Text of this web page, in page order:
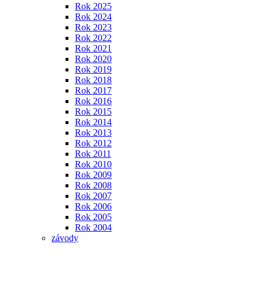
Rok 2025
Rok 2024
Rok 2023
Rok 2022
Rok 2021
Rok 2020
Rok 2019
Rok 2018
Rok 2017
Rok 2016
Rok 2015
Rok 2014
Rok 2013
Rok 2012
Rok 2011
Rok 2010
Rok 2009
Rok 2008
Rok 2007
Rok 2006
Rok 2005
Rok 2004
závody